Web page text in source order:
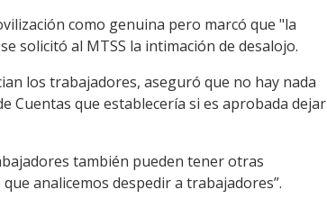
como genuina pero marcó que "la
solicitó al MTSS la intimación de desalojo.
los trabajadores, aseguró que no hay nada
Cuentas que establecería si es aprobada dejar
también pueden tener otras
analicemos despedir a trabajadores”.